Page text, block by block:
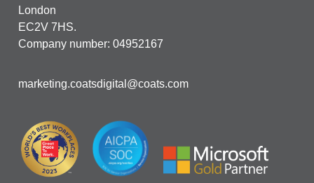
London
EC2V 7HS.
Company number: 04952167
marketing.coatsdigital@coats.com